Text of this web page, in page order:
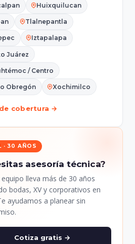
Huixquilucan
Tlalnepantla
Iztapalapa
Juárez
/ Centro
Obregón Xochimilco
cobertura →
· 30 AÑOS
asesoría técnica?
lleva más de 30 años
bodas, XV y corporativos en
ayudamos a planear sin
Cotiza gratis →